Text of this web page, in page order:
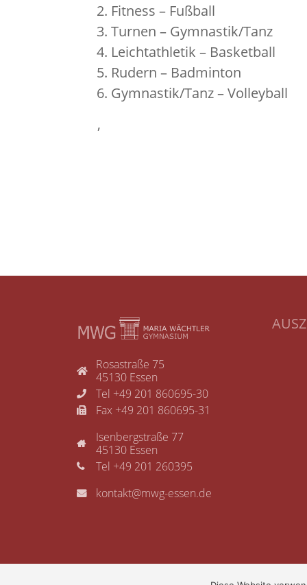
Fitness – Fußball
Turnen – Gymnastik/Tanz
Leichtathletik –
Rudern – Badminton
Gymnastik/Tanz – Volleyball
,
Rosastraße 75
45130 Essen
Tel +49 201 860695-30
Fax +49 201 860695-31
Isenbergstraße 77
45130 Essen
Tel +49 201 260395
kontakt@mwg-essen.de